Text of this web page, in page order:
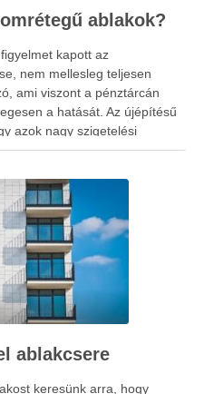
ablakok?
kapott az
nem mellesleg teljesen
ami viszont a pénztárcán
a hatását. Az újépítésű
azok nagy szigetelési
vannak felszerelve, de a
ablakcsere
keresünk arra, hogy